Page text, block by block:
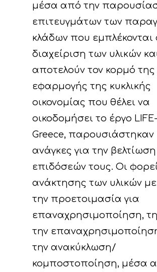
μέσα από την
επιτευγμάτων των
κλάδων που εμπλέκονται
διαχείριση των υλικών
αποτελούν τον κορμό της
εφαρμογής της κυκλικής
οικονομίας που θέλει να
οικοδομήσει το έργο
Greece, παρουσιάστηκαν
ανάγκες για την
επιδόσεών τους. Οι
ανάκτησης των υλικών
την προετοιμασία για
επαναχρησιμοποίηση,
την
την ανακύκλωση/
κομποστοποίηση, μέσα